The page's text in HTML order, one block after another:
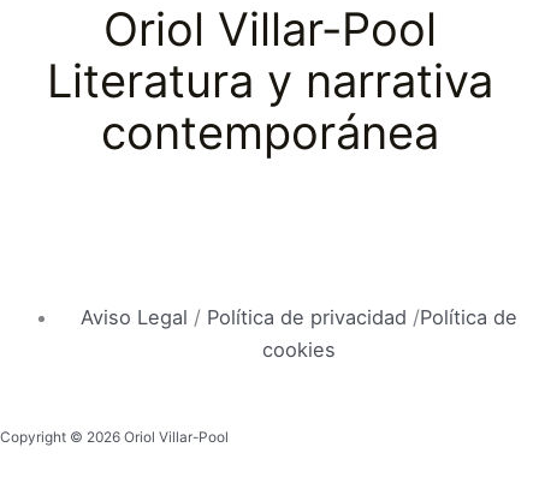
Oriol Villar-Pool
Literatura y narrativa
contemporánea
Aviso Legal / Política de privacidad /Política de
cookies
Copyright © 2026 Oriol Villar-Pool